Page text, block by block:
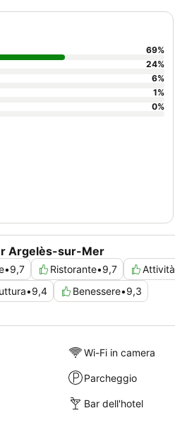
Argelès-sur-Mer
•9,7 Ristorante•9,7 Attività
•9,4 Benessere•9,3
69%
24%
6%
1%
0%
Wi-Fi in camera
Parcheggio
Bar dell'hotel